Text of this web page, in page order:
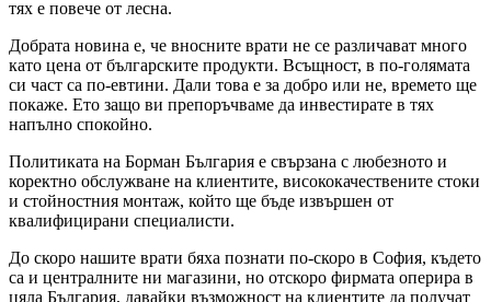
тях е повече от лесна.
Добрата новина е, че вносните врати не се различават много
като цена от българските продукти. Всъщност, в по-голямата
си част са по-евтини. Дали това е за добро или не, времето ще
покаже. Ето защо ви препоръчваме да инвестирате в тях
напълно спокойно.
Политиката на Борман България е свързана с любезното и
коректно обслужване на клиентите, висококачествените стоки
и стойностния монтаж, който ще бъде извършен от
квалифицирани специалисти.
До скоро нашите врати бяха познати по-скоро в София, където
са и централните ни магазини, но отскоро фирмата оперира в
цяла България, давайки възможност на клиентите да получат